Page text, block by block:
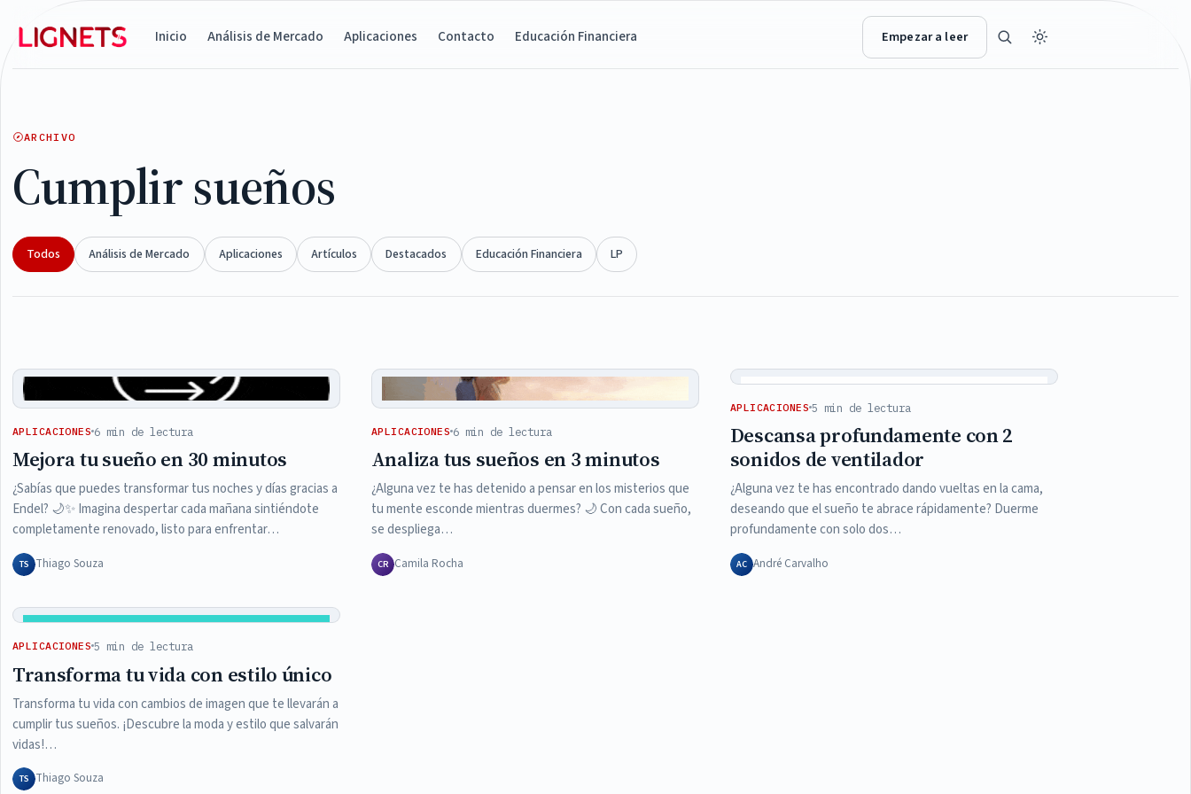
Inicio Análisis de Mercado Aplicaciones Contacto Educación Financiera Empezar a leer
ARCHIVO
Cumplir sueños
Todos Análisis de Mercado Aplicaciones Artículos Destacados Educación Financiera LP
Articles
APLICACIONES 6 min de lectura
Mejora tu sueño en 30 minutos
¿Sabías que puedes transformar tus noches y días gracias a
Endel? 🌙✨ Imagina despertar cada mañana sintiéndote
completamente renovado, listo para enfrentar…
TS Thiago Souza
APLICACIONES 6 min de lectura
Analiza tus sueños en 3 minutos
¿Alguna vez te has detenido a pensar en los misterios que
tu mente esconde mientras duermes? 🌙 Con cada sueño,
se despliega…
CR Camila Rocha
APLICACIONES 5 min de lectura
Descansa profundamente con 2
sonidos de ventilador
¿Alguna vez te has encontrado dando vueltas en la cama,
deseando que el sueño te abrace rápidamente? Duerme
profundamente con solo dos…
AC André Carvalho
APLICACIONES 5 min de lectura
Transforma tu vida con estilo único
Transforma tu vida con cambios de imagen que te llevarán a
cumplir tus sueños. ¡Descubre la moda y estilo que salvarán
vidas!…
TS Thiago Souza